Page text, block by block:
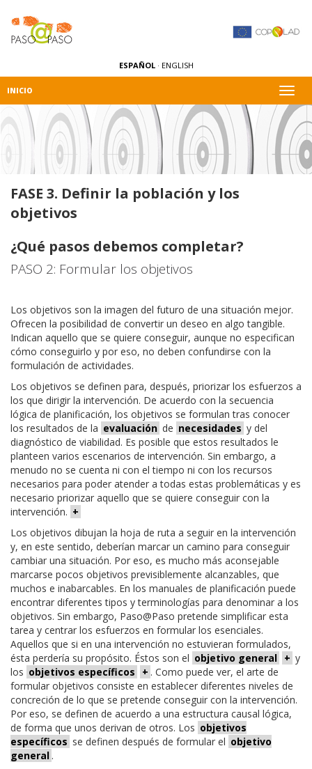
ESPAÑOL · ENGLISH
INICIO
FASE 3. Definir la población y los
objetivos
¿Qué pasos debemos completar?
PASO 2: Formular los objetivos
Los objetivos son la imagen del futuro de una situación mejor.
Ofrecen la posibilidad de convertir un deseo en algo tangible.
Indican aquello que se quiere conseguir, aunque no especifican
cómo conseguirlo y por eso, no deben confundirse con la
formulación de actividades.
Los objetivos se definen para, después, priorizar los esfuerzos a
los que dirigir la intervención. De acuerdo con la secuencia
lógica de planificación, los objetivos se formulan tras conocer
los resultados de la evaluación de necesidades y del
diagnóstico de viabilidad. Es posible que estos resultados le
planteen varios escenarios de intervención. Sin embargo, a
menudo no se cuenta ni con el tiempo ni con los recursos
necesarios para poder atender a todas estas problemáticas y es
necesario priorizar aquello que se quiere conseguir con la
intervención. +
Los objetivos dibujan la hoja de ruta a seguir en la intervención
y, en este sentido, deberían marcar un camino para conseguir
cambiar una situación. Por eso, es mucho más aconsejable
marcarse pocos objetivos previsiblemente alcanzables, que
muchos e inabarcables. En los manuales de planificación puede
encontrar diferentes tipos y terminologías para denominar a los
objetivos. Sin embargo, Paso@Paso pretende simplificar esta
tarea y centrar los esfuerzos en formular los esenciales.
Aquellos que si en una intervención no estuvieran formulados,
ésta perdería su propósito. Éstos son el objetivo general + y
los objetivos específicos + . Como puede ver, el arte de
formular objetivos consiste en establecer diferentes niveles de
concreción de lo que se pretende conseguir con la intervención.
Por eso, se definen de acuerdo a una estructura causal lógica,
de forma que unos derivan de otros. Los objetivos
específicos se definen después de formular el objetivo
general .